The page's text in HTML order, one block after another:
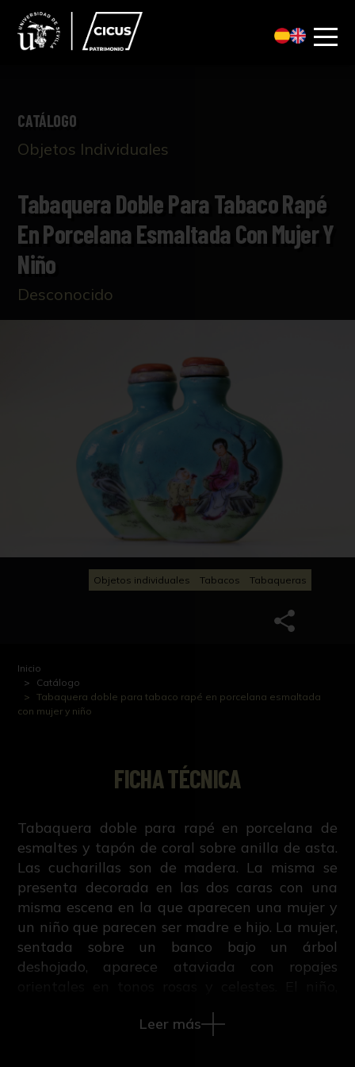
CATÁLOGO
Objetos Individuales
Tabaquera Doble Para Tabaco Rapé
En Porcelana Esmaltada Con Mujer Y
Niño
Desconocido
Objetos individuales Tabacos Tabaqueras
Inicio
Catálogo
Tabaquera doble para tabaco rapé en porcelana esmaltada
con mujer y niño
FICHA TÉCNICA
Tabaquera doble para rapé en porcelana de
esmaltes y tapón de coral sobre anilla de asta.
Las cucharillas son de madera. La misma se
presenta decorada en las dos caras con una
misma escena en la que aparecen una mujer y
un niño que parecen ser madre e hijo. La mujer,
sentada sobre un banco bajo un árbol
deshojado, aparece ataviada con ropajes
entrega a la mujer. En las dos bases llevan
Leer más